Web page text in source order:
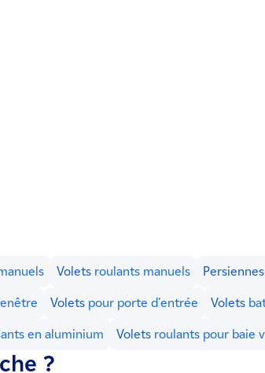
Volets roulants manuels Persiennes
Volets pour porte d'entrée Volets
en aluminium Volets roulants pour baie
?